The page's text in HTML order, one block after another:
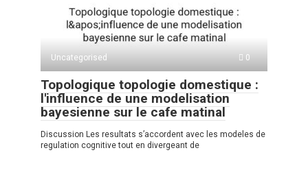
Uncategorised 0
Topologique topologie domestique :
l'influence de une modelisation
bayesienne sur le cafe matinal
Discussion Les resultats s’accordent avec les modeles de
regulation cognitive tout en divergeant de